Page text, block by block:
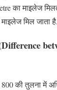
का माइलेज
मिल जाता है.
800 की तुलना में